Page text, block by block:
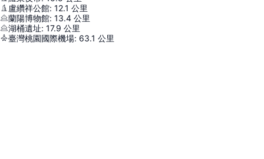
盧纘祥公館: 12.1 公里
蘭陽博物館: 13.4 公里
湖桶遺址: 17.9 公里
臺灣桃園國際機場: 63.1 公里